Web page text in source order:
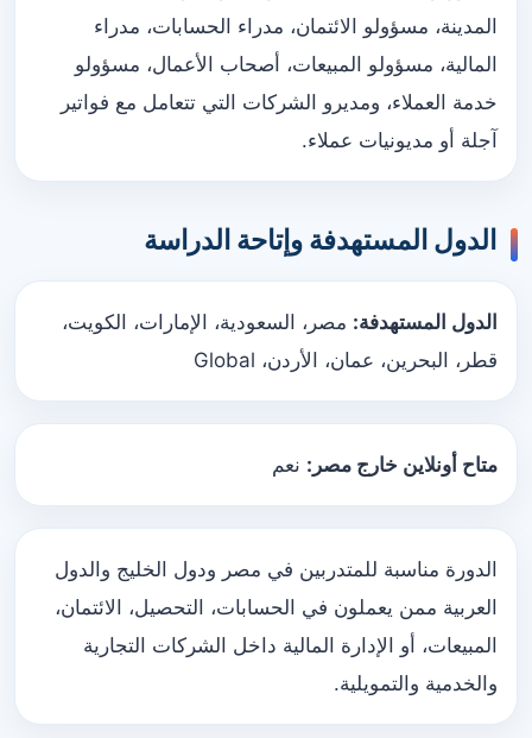
المدينة، مسؤولو الائتمان، مدراء الحسابات، مدراء
المالية، مسؤولو المبيعات، أصحاب الأعمال، مسؤولو
خدمة العملاء، ومديرو الشركات التي تتعامل مع فواتير
آجلة أو مديونيات عملاء.
الدول المستهدفة وإتاحة الدراسة
الدول المستهدفة: مصر، السعودية، الإمارات، الكويت،
قطر، البحرين، عمان، الأردن، Global
متاح أونلاين خارج مصر: نعم
الدورة مناسبة للمتدربين في مصر ودول الخليج والدول
العربية ممن يعملون في الحسابات، التحصيل، الائتمان،
المبيعات، أو الإدارة المالية داخل الشركات التجارية
والخدمية والتمويلية.